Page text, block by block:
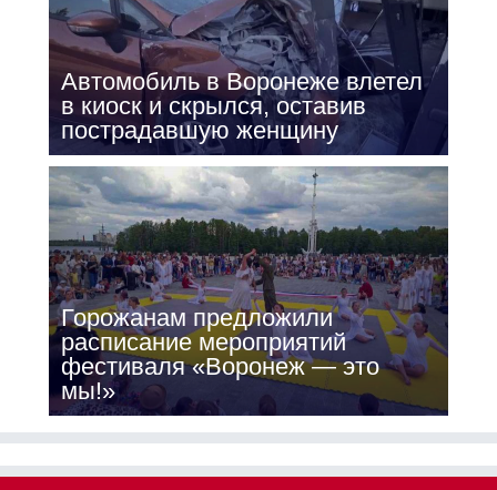
Автомобиль в Воронеже влетел
в киоск и скрылся, оставив
пострадавшую женщину
Горожанам предложили
расписание мероприятий
фестиваля «Воронеж — это
мы!»